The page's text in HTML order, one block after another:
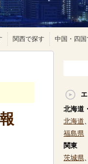
関西で探す 中国・四国
北海道
北海道
福島県
関東
茨城県